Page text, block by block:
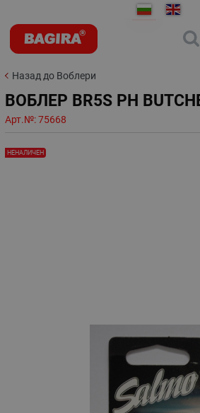
Назад до Воблери
ВОБЛЕР BR5S PH
Арт.№:75668
НЕНАЛИЧЕН